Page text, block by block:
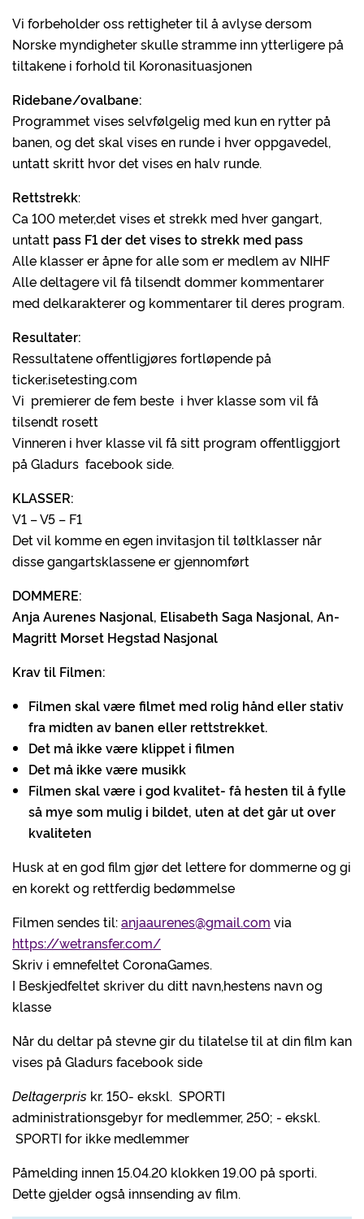
Vi forbeholder oss rettigheter til å avlyse dersom
Norske myndigheter skulle stramme inn ytterligere på
tiltakene i forhold til Koronasituasjonen
Ridebane/ovalbane:
Programmet vises selvfølgelig med kun en rytter på
banen, og det skal vises en runde i hver oppgavedel,
untatt skritt hvor det vises en halv runde.
Rettstrekk:
Ca 100 meter,det vises et strekk med hver gangart,
untatt pass F1 der det vises to strekk med pass
Alle klasser er åpne for alle som er medlem av NIHF
Alle deltagere vil få tilsendt dommer kommentarer
med delkarakterer og kommentarer til deres program.
Resultater:
Ressultatene offentligjøres fortløpende på
ticker.isetesting.com
Vi premierer de fem beste i hver klasse som vil få
tilsendt rosett
Vinneren i hver klasse vil få sitt program offentliggjort
på Gladurs facebook side.
KLASSER:
V1 – V5 – F1
Det vil komme en egen invitasjon til tøltklasser når
disse gangartsklassene er gjennomført
DOMMERE:
Anja Aurenes Nasjonal, Elisabeth Saga Nasjonal, An-
Magritt Morset Hegstad Nasjonal
Krav til Filmen:
Filmen skal være filmet med rolig hånd eller stativ
fra midten av banen eller rettstrekket.
Det må ikke være klippet i filmen
Det må ikke være musikk
Filmen skal være i god kvalitet- få hesten til å fylle
så mye som mulig i bildet, uten at det går ut over
kvaliteten
Husk at en god film gjør det lettere for dommerne og gi
en korekt og rettferdig bedømmelse
Filmen sendes til:anjaaurenes@gmail.com via
https://wetransfer.com/
Skriv i emnefeltet CoronaGames.
I Beskjedfeltet skriver du ditt navn,hestens navn og
klasse
Når du deltar på stevne gir du tilatelse til at din film kan
vises på Gladurs facebook side
Deltagerpris kr. 150- ekskl. SPORTI
administrationsgebyr for medlemmer, 250; - ekskl.
SPORTI for ikke medlemmer
Påmelding innen 15.04.20 klokken 19.00 på sporti.
Dette gjelder også innsending av film.